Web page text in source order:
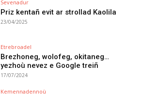
Sevenadur
Priz kentañ evit ar strollad Kaolila
23/04/2025
Etrebroadel
Brezhoneg, wolofeg, okitaneg…
yezhoù nevez e Google treiñ
17/07/2024
Kemennadennoù